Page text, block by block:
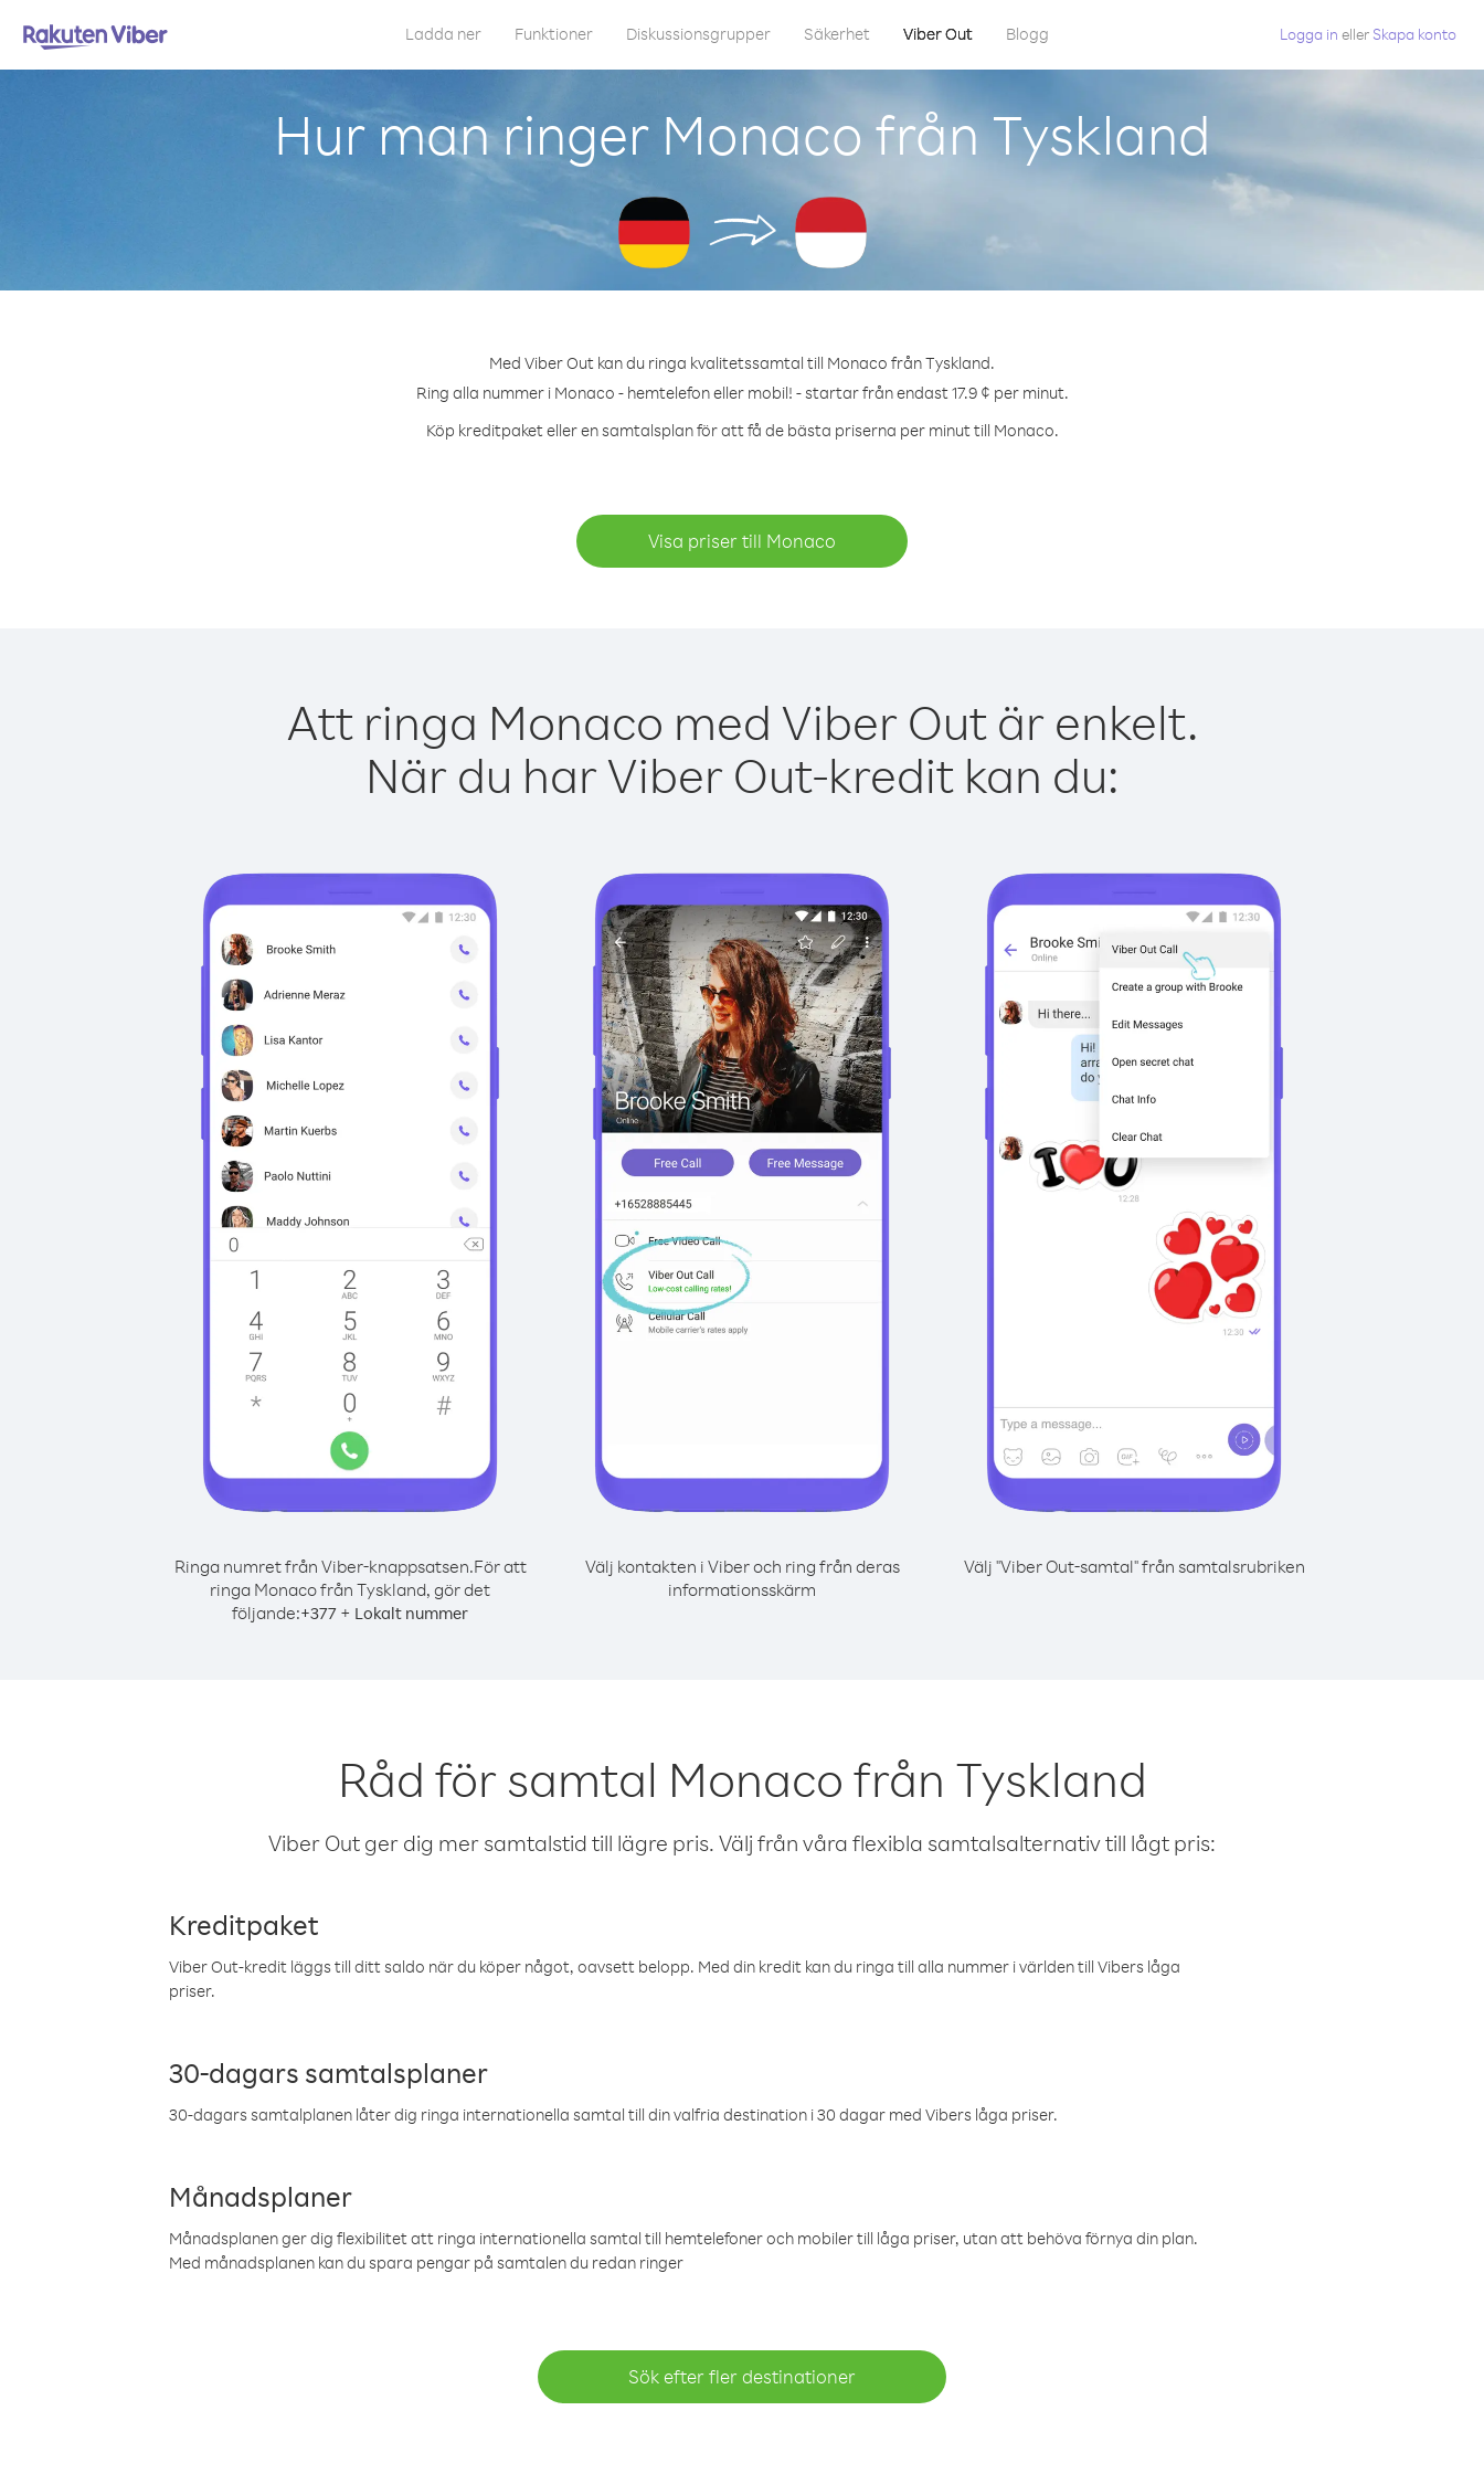
Ladda ner Funktioner Diskussionsgrupper Säkerhet Viber Out Blogg Logga in eller Skapa konto
Hur man ringer Monaco från Tyskland
Med Viber Out kan du ringa kvalitetssamtal till Monaco från Tyskland.
Ring alla nummer i Monaco - hemtelefon eller mobil! - startar från endast 17.9 ¢ per minut.
Köp kreditpaket eller en samtalsplan för att få de bästa priserna per minut till Monaco.
Visa priser till Monaco
Att ringa Monaco med Viber Out är enkelt.
När du har Viber Out-kredit kan du:
Ringa numret från Viber-knappsatsen.För att
ringa Monaco från Tyskland, gör det
följande:+377 + Lokalt nummer
Välj kontakten i Viber och ring från deras
informationsskärm
Välj "Viber Out-samtal" från samtalsrubriken
Råd för samtal Monaco från Tyskland
Viber Out ger dig mer samtalstid till lägre pris. Välj från våra flexibla samtalsalternativ till lågt pris:
Kreditpaket
Viber Out-kredit läggs till ditt saldo när du köper något, oavsett belopp. Med din kredit kan du ringa till alla nummer i världen till Vibers låga
priser.
30-dagars samtalsplaner
30-dagars samtalplanen låter dig ringa internationella samtal till din valfria destination i 30 dagar med Vibers låga priser.
Månadsplaner
Månadsplanen ger dig flexibilitet att ringa internationella samtal till hemtelefoner och mobiler till låga priser, utan att behöva förnya din plan.
Med månadsplanen kan du spara pengar på samtalen du redan ringer
Sök efter fler destinationer